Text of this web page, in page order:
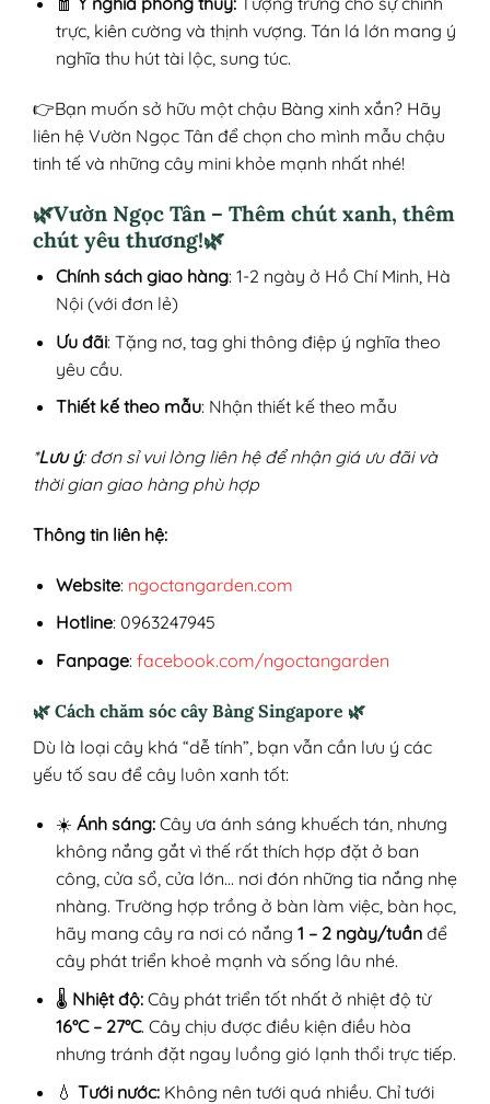
trực, kiên cường và thịnh vượng. Tán lá lớn mang ý
nghĩa thu hút tài lộc, sung túc.
👉Bạn muốn sở hữu một chậu Bàng xinh xắn? Hãy
liên hệ Vườn Ngọc Tân để chọn cho mình mẫu chậu
tinh tế và những cây mini khỏe mạnh nhất nhé!
🌿Vườn Ngọc Tân – Thêm chút xanh, thêm
chút yêu thương!🌿
Chính sách giao hàng: 1-2 ngày ở Hồ Chí Minh, Hà
Nội (với đơn lẻ)
Ưu đãi: Tặng nơ, tag ghi thông điệp ý nghĩa theo
yêu cầu.
Thiết kế theo mẫu: Nhận thiết kế theo mẫu
*Lưu ý: đơn sỉ vui lòng liên hệ để nhận giá ưu đãi và
thời gian giao hàng phù hợp
Thông tin liên hệ:
Website: ngoctangarden.com
Hotline: 0963247945
Fanpage: facebook.com/ngoctangarden
🌿 Cách chăm sóc cây Bàng Singapore 🌿
Dù là loại cây khá “dễ tính”, bạn vẫn cần lưu ý các
yếu tố sau để cây luôn xanh tốt:
☀️ Ánh sáng:Cây ưa ánh sáng khuếch tán, nhưng
không nắng gắt vì thế rất thích hợp đặt ở ban
công, cửa sổ, cửa lớn… nơi đón những tia nắng nhẹ
nhàng. Trường hợp trồng ở bàn làm việc, bàn học,
hãy mang cây ra nơi có nắng 1 – 2 ngày/tuầnđể
cây phát triển khoẻ mạnh và sống lâu nhé.
🌡️ Nhiệt độ:Cây phát triển tốt nhất ở nhiệt độ từ
16°C – 27°C. Cây chịu được điều kiện điều hòa
nhưng tránh đặt ngay luồng gió lạnh thổi trực tiếp.
💧 Tưới nước:Không nên tưới quá nhiều. Chỉ tưới